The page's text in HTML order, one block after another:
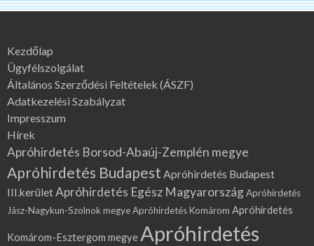
Kezdőlap
Ügyfélszolgálat
Általános Szerződési Feltételek (ÁSZF)
Adatkezelési Szabályzat
Impresszum
Hírek
Apróhirdetés Borsod-Abaúj-Zemplén megye
Apróhirdetés Budapest Apróhirdetés Budapest
III.kerületApróhirdetés Egész MagyarországApróhirdetés
Jász-Nagykun-Szolnok megyeApróhirdetés Komárom Apróhirdetés
Komárom-Esztergom megye Apróhirdetés